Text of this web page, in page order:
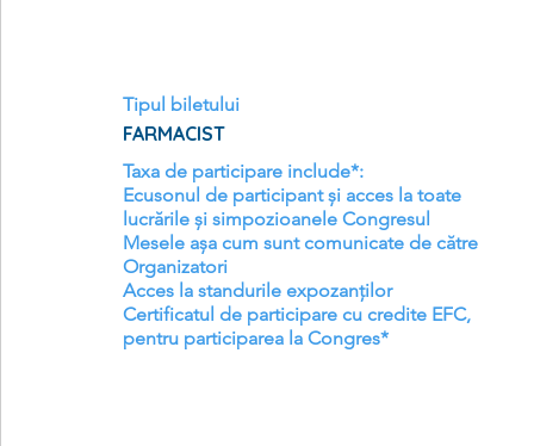
Tipul biletului
FARMACIST
Taxa de participare include*:
Ecusonul de participant și acces la toate
lucrările și simpozioanele Congresul
Mesele așa cum sunt comunicate de către
Organizatori
Acces la standurile expozanților
Certificatul de participare cu credite EFC,
pentru participarea la Congres*